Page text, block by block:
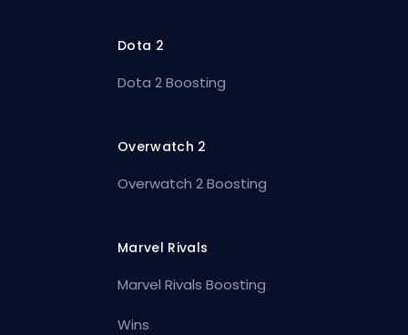
Dota 2
Dota 2 Boosting
Overwatch 2
Overwatch 2 Boosting
Marvel Rivals
Marvel Rivals Boosting
Wins